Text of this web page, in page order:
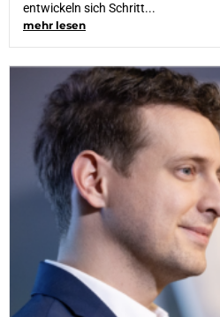
entwickeln sich Schritt...
mehr lesen